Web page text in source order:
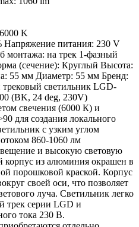
K
Напряжение питания: 230 V
монтажа: на трек 1-фазный
(сечение): Круглый Высота:
55 мм Диаметр: 55 мм Бренд:
светильник LGD-
(BK, 24 deg, 230V)
свечения (6000 К) и
для создания локального
с узким углом
860-1060 лм
и высокую световую
корпус из алюминия окрашен в
порошковой краской. Корпус
своей оси, что позволяет
луча. Светильник легко
трек серии LGD и
тока 230 В.